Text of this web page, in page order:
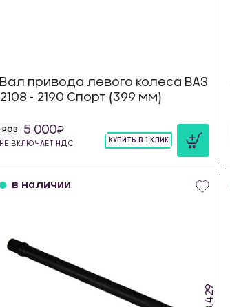
Вал привода левого колеса ВАЗ
2108 - 2190 Спорт (399 мм)
РОЗ 5 000
НЕ ВКЛЮЧАЕТ НДС КУПИТЬ В 1 КЛИК
в наличии